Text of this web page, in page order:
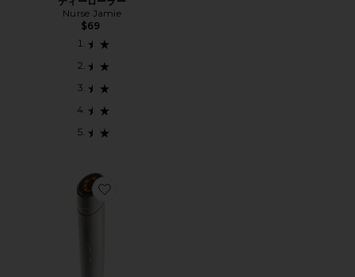
Nurse Jamie
$69
Favorite SKORR GLOW アンチエイジングデバイス